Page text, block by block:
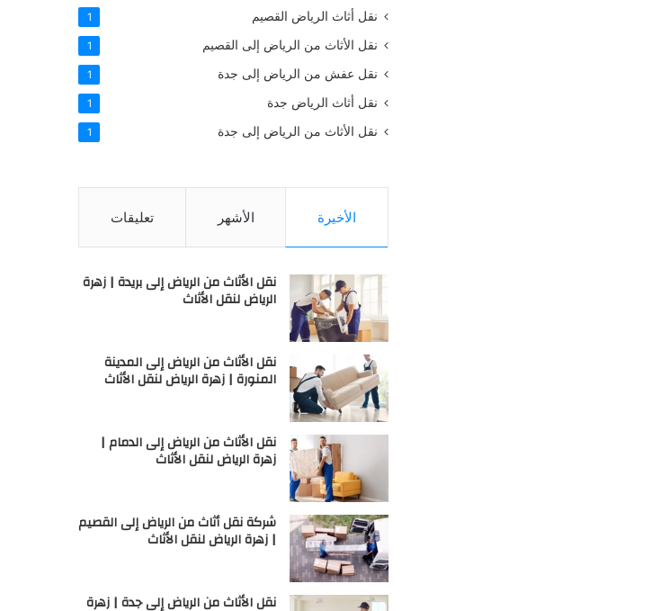
نقل أثاث الرياض القصيم 1
نقل الأثاث من الرياض إلى القصيم 1
نقل عفش من الرياض إلى جدة 1
نقل أثاث الرياض جدة 1
نقل الأثاث من الرياض إلى جدة 1
الأخيرة الأشهر تعليقات
نقل الأثاث من الرياض إلى بريدة | زهرة
الرياض لنقل الأثاث
نقل الأثاث من الرياض إلى المدينة
المنورة | زهرة الرياض لنقل الأثاث
نقل الأثاث من الرياض إلى الدمام |
زهرة الرياض لنقل الأثاث
شركة نقل أثاث من الرياض إلى القصيم
| زهرة الرياض لنقل الأثاث
نقل الأثاث من الرياض إلى جدة | زهرة